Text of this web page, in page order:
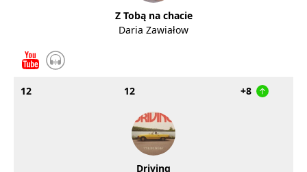
Z Tobą na chacie
Daria Zawiałow
12 12 +8
Driving